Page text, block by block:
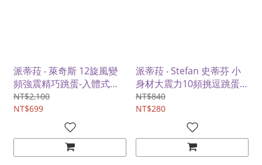
派蒂菈 ‧ 萊奇斯 12旋風變
頻強震精巧跳蛋-入體式無
線遙控﹝兩種操控模式﹞藍
灰
NT$2,100
NT$699
派蒂菈 ‧ Stefan 史蒂芬 小
身材大震力10頻挑逗跳蛋-
淺紫 ﹝親膚舒適+快捷充電
+小巧靜音﹞
NT$840
NT$280